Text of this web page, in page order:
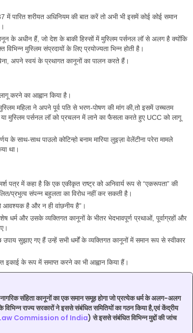
में पारित शरीयत अधिनियम की बात करें तो अभी भी इसमें कोई कोई समान
के अधीन हैं, जो देश के बाकी हिस्सों में मुस्लिम पर्सनल लॉ से अलग है क्योंकि
मुस्लिम संप्रदायों के लिए प्रयोज्यता भिन्न होती है।
अपने स्वयं के प्रथागत कानूनों का पालन करते हैं।
करने का आह्वान किया है।
महिला ने अपने पूर्व पति से भरण-पोषण की मांग की,तो इसमें उच्चतम
या मुस्लिम पर्सनल लॉ को प्रचलन में लाने का फैसला करते हुए UCC को लागू
साथ-साथ पाउलो कोटिन्हो बनाम मारिया लुइज़ा वेलेंटीना परेरा मामले
था।
पत्र में कहा है कि एक एकीकृत राष्ट्र को अनिवार्य रूप से “एकरूपता” की
प्रभुत्व संपन्न बहुलता का विरोध नहीं कर सकती है।
आवश्यक है और न ही वांछनीय है”।
धर्म और उसके व्यक्तिगत कानूनों के भीतर भेदभावपूर्ण प्रथाओं, पूर्वाग्रहों और
सुझाए गए हैं उन्हें सभी धर्मों के व्यक्तिगत कानूनों में समान रूप से स्वीकार
इकाई के रूप में समाप्त करने का भी आह्वान किया हैं।
संहिता कानूनों का एक समान समूह होगा जो प्रत्येक धर्म के अलग-अलग
विभिन्न राज्य सरकारों ने इससे संबंधित समितियों का गठन किया है,एवं केंद्रीय
Commission of India) से इससे संबंधित विभिन्न मुद्दों की जांच